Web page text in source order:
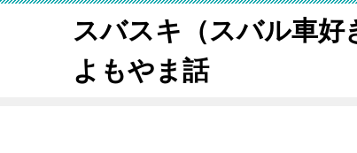
スバスキ（スバル車好
よもやま話